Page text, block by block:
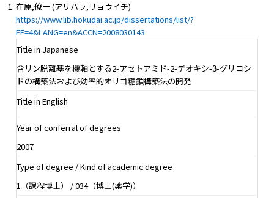
在原,僚一 (アリハラ,リョウイチ)
https://www.lib.hokudai.ac.jp/dissertations/list/?
FF=4&LANG=en&ACCN=2008030143
Title in Japanese
含リン脱離基を機軸とする2-アセトアミド-2-デオキシ-β-グリコシ
ドの構築法および効率的オリゴ糖鎖構築法の開発
Title in English
Year of conferral of degrees
2007
Type of degree / Kind of academic degree
1（課程博士） / 034（博士(薬学)）